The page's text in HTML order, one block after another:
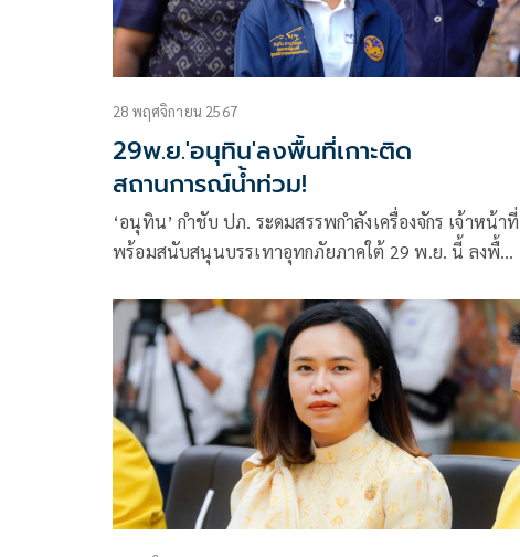
28 พฤศจิกายน 2567
29พ.ย.'อนุทิน'ลงพื้นที่เกาะติด
สถานการณ์น้ำท่วม!
‘อนุทิน’ กำชับ ปภ. ระดมสรรพกำลังเครื่องจักร เจ้าหน้าที่
พร้อมสนับสนุนบรรเทาอุทกภัยภาคใต้ 29 พ.ย. นี้ ลงพื้น
ประชาชน 136,219 ครัวเรือน